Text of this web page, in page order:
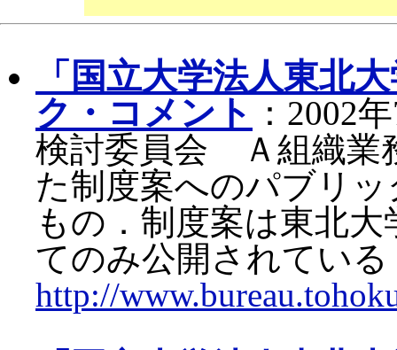
「国立大学法人東北
ク・コメント ：2002
検討委員会 Ａ組織業
た制度案へのパブリ
もの．制度案は東北
てのみ公開されている
http://